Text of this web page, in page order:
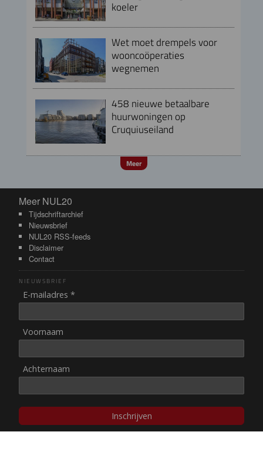
koeler
Wet moet drempels voor
wooncoöperaties
wegnemen
458 nieuwe betaalbare
huurwoningen op
Cruquiuseiland
Meer
Meer NUL20
Meer NUL20
Tijdschriftarchief
Nieuwsbrief
NUL20 RSS-feeds
Disclaimer
Contact
NIEUWSBRIEF
E-mailadres *
Voornaam
Achternaam
Inschrijven